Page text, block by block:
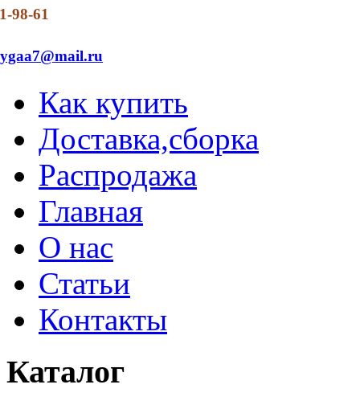
98-61
Как купить
Доставка,сборка
Распродажа
Главная
О нас
Статьи
Контакты
Каталог